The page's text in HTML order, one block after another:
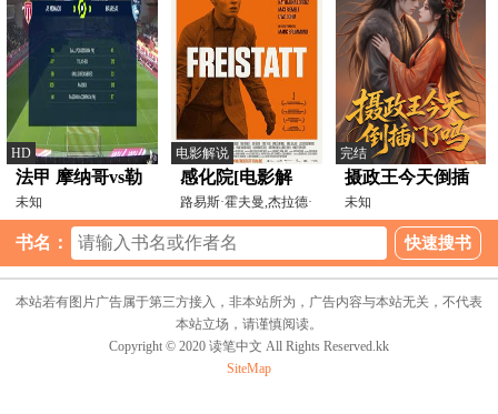
HD
法甲 摩纳哥vs勒
阿弗尔 (谭逸雄)
20240204
未知
电影解说
感化院[电影解
说]
路易斯·霍夫曼,杰拉德·
亚历山大·海德,施
完结
摄政王今天倒插
门了吗
未知
书名：
本站若有图片广告属于第三方接入，非本站所为，广告内容与本站无关，不代表
本站立场，请谨慎阅读。
Copyright © 2020 读笔中文 All Rights Reserved.kk
SiteMap